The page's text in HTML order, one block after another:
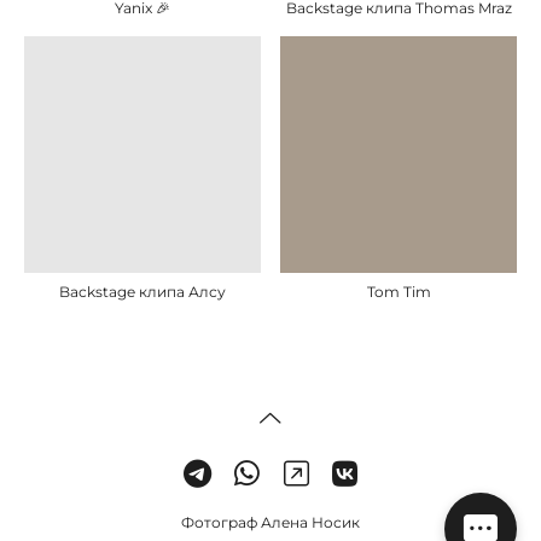
Yanix 🎉 Backstage клипа Thomas Mraz
Backstage клипа Алсу Tom Tim
Фотограф Алена Носик